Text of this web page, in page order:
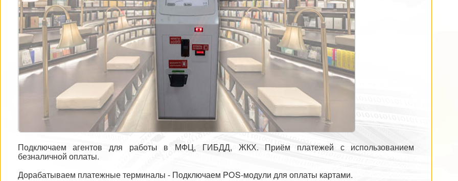
Подключаем агентов для работы в МФЦ, ГИБДД, ЖКХ. Приём платежей с использованием
безналичной оплаты.
Дорабатываем платежные терминалы - Подключаем POS-модули для оплаты картами.